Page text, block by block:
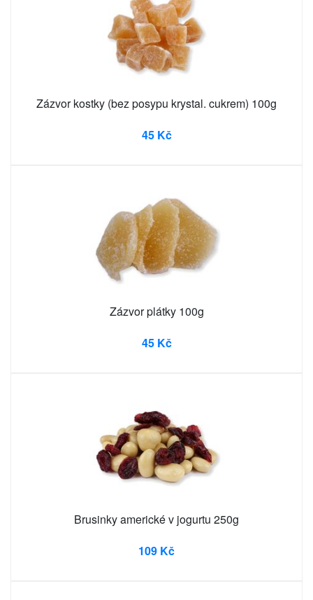
Zázvor kostky (bez posypu krystal. cukrem) 100g
45 Kč
Zázvor plátky 100g
45 Kč
Brusinky americké v jogurtu 250g
109 Kč